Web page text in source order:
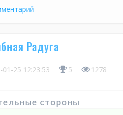
Радуга
01-25 12:23:53 5 1278
стороны